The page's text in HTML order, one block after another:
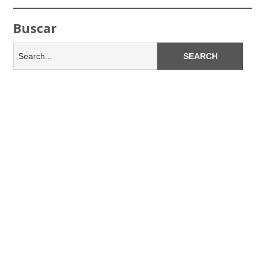
Buscar